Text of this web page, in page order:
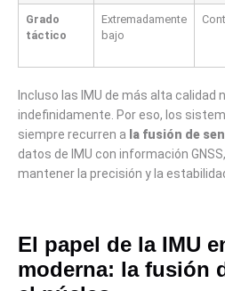
Grado
táctico
Extremadamente
bajo
Incluso las IMU de más alta calidad
indefinidamente. Por eso, los
siempre recurren a la fusión de
datos de IMU con información
mantener la precisión y la
El papel de la IMU
moderna: la fusión